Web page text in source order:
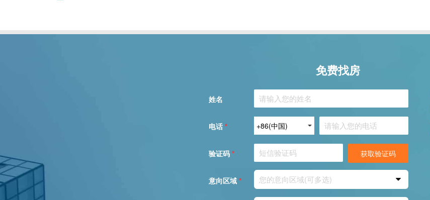
免费找房
姓名
电话 *
验证码 * 获取验证码
意向区域 * 您的意向区域(可多选)